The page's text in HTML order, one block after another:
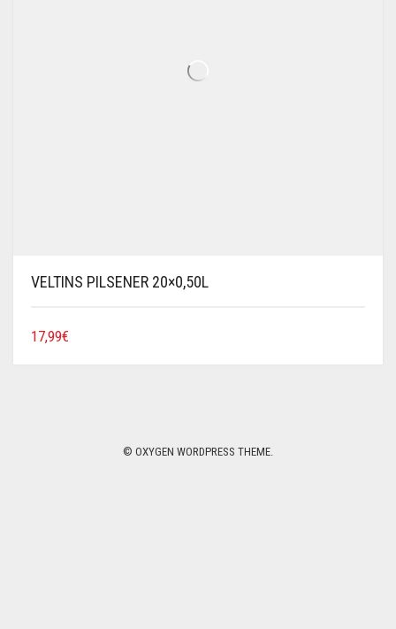
VELTINS PILSENER 20×0,50L
17,99€
© OXYGEN WORDPRESS THEME.